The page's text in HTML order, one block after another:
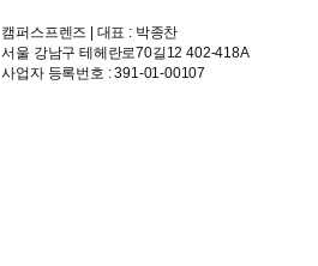
캠퍼스프렌즈 | 대표 : 박종찬
서울 강남구 테헤란로70길12 402-418A
사업자 등록번호 : 391-01-00107